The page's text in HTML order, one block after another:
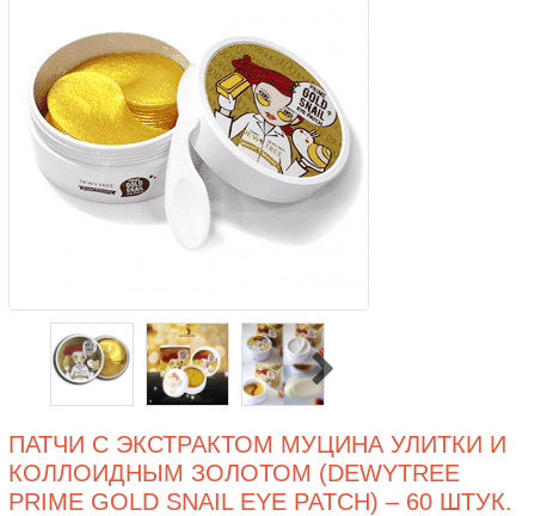
ПАТЧИ С ЭКСТРАКТОМ МУЦИНА УЛИТКИ И
КОЛЛОИДНЫМ ЗОЛОТОМ (DEWYTREE
PRIME GOLD SNAIL EYE PATCH) – 60 ШТУК.